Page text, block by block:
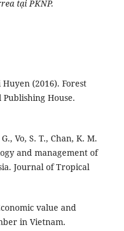
tại PKNP.
(2016). Forest
House.
Vo, S. T., Chan, K. M.
and management of
Journal of Tropical
value and
in Vietnam.